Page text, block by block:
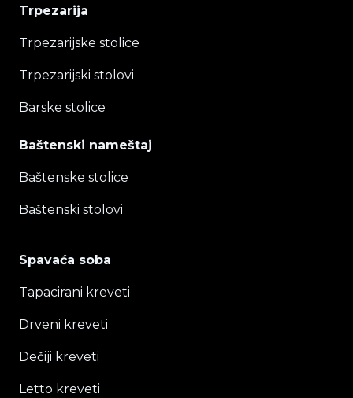
Trpezarija
Trpezarijske stolice
Trpezarijski stolovi
Barske stolice
Baštenski nameštaj
Baštenske stolice
Baštenski stolovi
Spavaća soba
Tapacirani kreveti
Drveni kreveti
Dečiji kreveti
Letto kreveti